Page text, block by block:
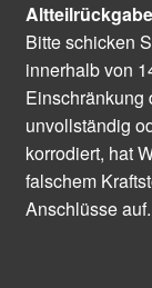
Bitte schicken
innerhalb von
Einschränkung
unvollständig
korrodiert, hat
falschem
Anschlüsse auf.